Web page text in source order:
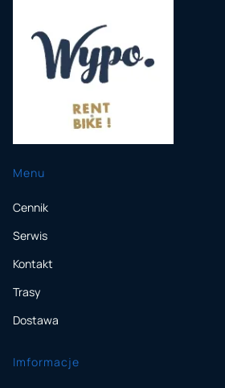
Menu
Cennik
Serwis
Kontakt
Trasy
Dostawa
Imformacje